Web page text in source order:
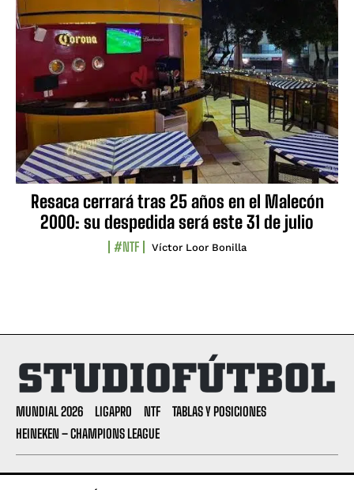
Resaca cerrará tras 25 años en el Malecón
2000: su despedida será este 31 de julio
#NTF Víctor Loor Bonilla
MUNDIAL 2026 LIGAPRO NTF
TABLAS Y POSICIONES
HEINEKEN – CHAMPIONS LEAGUE